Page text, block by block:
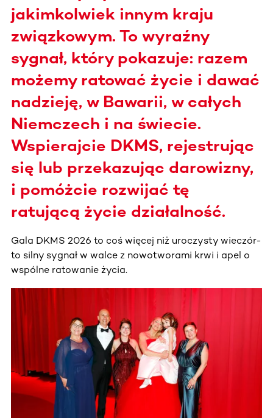
jakimkolwiek innym kraju
związkowym. To wyraźny
sygnał, który pokazuje: razem
możemy ratować życie i dawać
nadzieję, w Bawarii, w całych
Niemczech i na świecie.
Wspierajcie DKMS, rejestrując
się lub przekazując darowizny,
i pomóżcie rozwijać tę
ratującą życie działalność.
Gala DKMS 2026 to coś więcej niż uroczysty wieczór-
to silny sygnał w walce z nowotworami krwi i apel o
wspólne ratowanie życia.